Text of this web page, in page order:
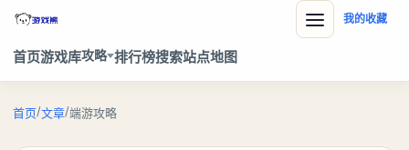
首页游戏库攻略 排行榜搜索站点地图
我的收藏
首页/文章/端游攻略